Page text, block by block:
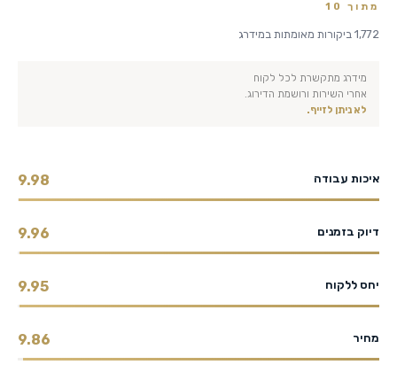
מתוך 10
1,772 ביקורות מאומתות במידרג
מידרג מתקשרת לכל לקוח
אחרי השירות ורושמת הדירוג.
לא ניתן לזייף.
איכות עבודה 9.98
דיוק בזמנים 9.96
יחס ללקוח 9.95
מחיר 9.86